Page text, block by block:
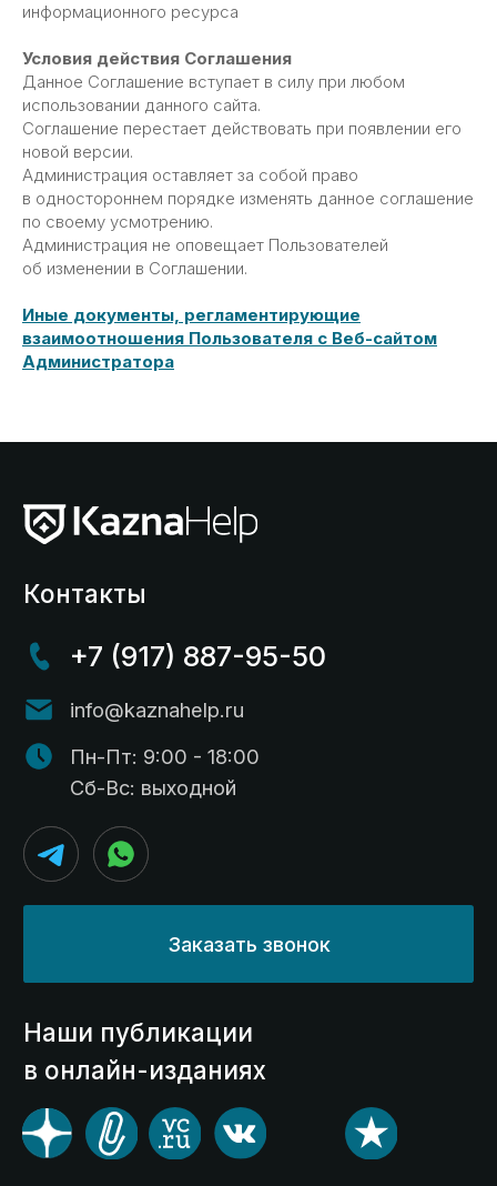
информационного ресурса
Условия действия Соглашения
Данное Соглашение вступает в силу при любом
использовании данного сайта.
Соглашение перестает действовать при появлении его
новой версии.
Администрация оставляет за собой право
в одностороннем порядке изменять данное соглашение
по своему усмотрению.
Администрация не оповещает Пользователей
об изменении в Соглашении.
Иные документы, регламентирующие
взаимоотношения Пользователя с Веб-сайтом
Администратора
характер и не является публичной офертой,
определяемой положениями статьи 437
Гражданского кодекса РФ
© 2014-2026 Kaznahelp.ru
Услуги
Информация
Наши публикации
в онлайн-изданиях
Открытие счёта в казначействе
Бесплатный анализ контракта
Расходование средств
Раздельный учет
Получение ЭЦП
Установка ПО
Подготовка к проверкам
Казначейское сопровождение ГОЗ
Расходование средств со счета в
департаменте финансов региона
Открытие счета в департаменте финансов
Обучение проведению платежей по
казначейскому счету
Казначейское сопровождение
для поставщиков
41 лицевой счет
О компании